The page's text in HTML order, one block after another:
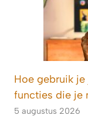
Hoe gebruik
functies die je
5 augustus 2026